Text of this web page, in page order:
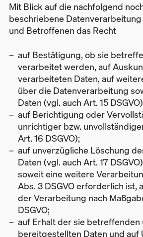
Mit Blick auf die nachfolgend
beschriebene
und Betroffenen das Recht
auf Bestätigung, ob sie
verarbeitet werden, auf
verarbeiteten Daten, auf
über die Datenverarbeitung
Daten (vgl. auch Art. 15
auf Berichtigung oder
unrichtiger bzw.
Art. 16 DSGVO);
auf unverzügliche Löschung
Daten (vgl. auch Art. 17
soweit eine weitere
Abs. 3 DSGVO erforderlich ist,
der Verarbeitung nach
DSGVO;
auf Erhalt der sie betreffenden
bereitgestellten Daten und